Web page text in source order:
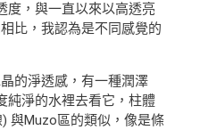
度，與一直以來以高透亮
比，我認為是不同感覺的
的淨透感，有一種潤澤
純淨的水裡去看它，柱體
與Muzo區的類似，像是條